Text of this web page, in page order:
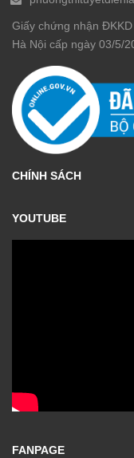
Giấy chứng nhận
Hà Nội cấp ngày 03/5/
CHÍNH SÁCH
YOUTUBE
FANPAGE